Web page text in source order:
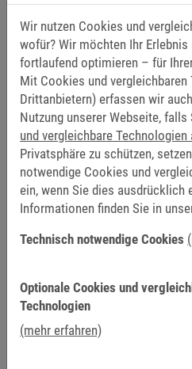
Kurs 6 – COMBICONTROL
SOFTMOTION“
Kurs 7 – COMBICONTROL
studio 6 CNC“
Kurs 8 – COMBICONTROL
Promotion-Code*
Nachricht
Wir nutzen Cookies und
wofür? Wir möchten Ihr
fortlaufend optimieren – für
Mit Cookies und vergleichbaren
Drittanbietern) erfassen wir
Nutzung unserer Webseite,
und vergleichbare Technologien
Privatsphäre zu schützen,
notwendige Cookies und
ein, wenn Sie dies ausdrücklich
Informationen finden Sie in
Technisch notwendige Cookies
Optionale Cookies und
Technologien
(mehr erfahren)